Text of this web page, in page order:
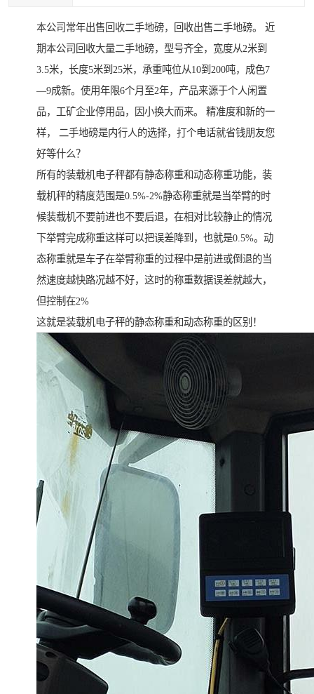
本公司常年出售回收二手地磅，回收出售二手地磅。 近
期本公司回收大量二手地磅，型号齐全，宽度从2米到
3.5米，长度5米到25米，承重吨位从10到200吨，成色7
—9成新。使用年限6个月至2年，产品来源于个人闲置
品，工矿企业停用品，因小换大而来。 精准度和新的一
样， 二手地磅是内行人的选择，打个电话就省钱朋友您
好等什么？
所有的装载机电子秤都有静态称重和动态称重功能，装
载机秤的精度范围是0.5%-2%静态称重就是当举臂的时
候装载机不要前进也不要后退，在相对比较静止的情况
下举臂完成称重这样可以把误差降到，也就是0.5%。动
态称重就是车子在举臂称重的过程中是前进或倒退的当
然速度越快路况越不好，这时的称重数据误差就越大，
但控制在2%
这就是装载机电子秤的静态称重和动态称重的区别！